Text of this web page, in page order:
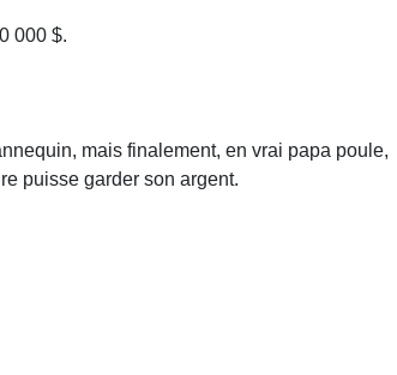
000 $.
mais finalement, en vrai papa poule,
puisse garder son argent.